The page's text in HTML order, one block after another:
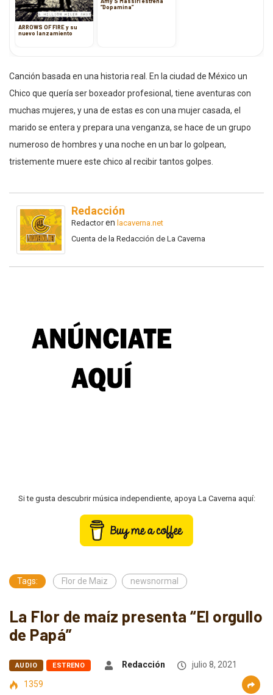
ARROWS OF FIRE y su
nuevo lanzamiento
“Dopamina”
Canción basada en una historia real. En la ciudad de México un
Chico que quería ser boxeador profesional, tiene aventuras con
muchas mujeres, y una de estas es con una mujer casada, el
marido se entera y prepara una venganza, se hace de un grupo
numeroso de hombres y una noche en un bar lo golpean,
tristemente muere este chico al recibir tantos golpes.
Redacción
Redactoren lacaverna.net
Cuenta de la Redacción de La Caverna
Si te gusta descubrir música independiente, apoya La Caverna aquí:
Tags: Flor de Maiz newsnormal
La Flor de maíz presenta “El orgullo
de Papá”
AUDIO ESTRENO Redacción
julio 8, 2021
1359